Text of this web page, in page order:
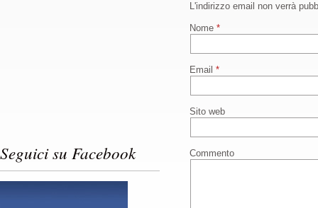
Seguici su Facebook
L'indirizzo email non verrà
Nome *
Email *
Sito web
Commento